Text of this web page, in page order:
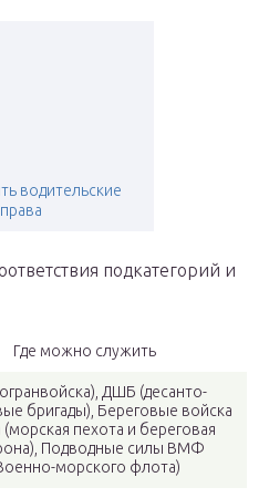
водительские
права
подкатегорий и
Где можно служить
ДШБ (десанто-
бригады), Береговые войска
пехота и береговая
Подводные силы ВМФ
морского флота)